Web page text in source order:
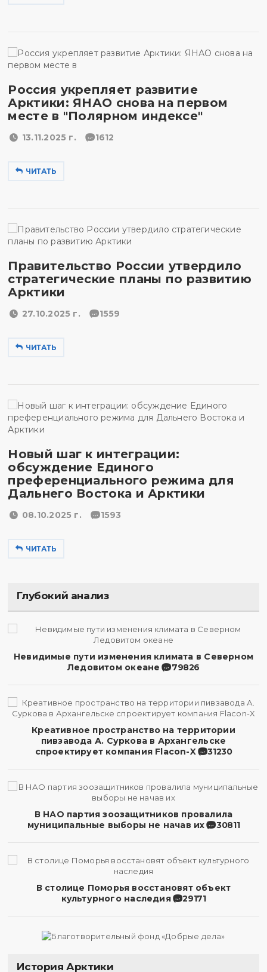
Россия укрепляет развитие
Арктики: ЯНАО снова на первом
месте в "Полярном индексе"
13.11.2025 г. 1612
ЧИТАТЬ
Правительство России утвердило
стратегические планы по развитию
Арктики
27.10.2025 г. 1559
ЧИТАТЬ
Новый шаг к интеграции:
обсуждение Единого
преференциального режима для
Дальнего Востока и Арктики
08.10.2025 г. 1593
ЧИТАТЬ
Глубокий анализ
Невидимые пути изменения климата в Северном
Ледовитом океане
79826
Креативное пространство на территории
пивзавода А. Суркова в Архангельске
спроектирует компания Flacon-X
31230
В НАО партия зоозащитников провалила
муниципальные выборы не начав их
30811
В столице Поморья восстановят объект
культурного наследия
29171
История Арктики